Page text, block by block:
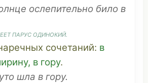
ослепительно било в
ПАРУС ОДИНОКИЙ.
сочетаний: в
, в гору.
шла в гору.